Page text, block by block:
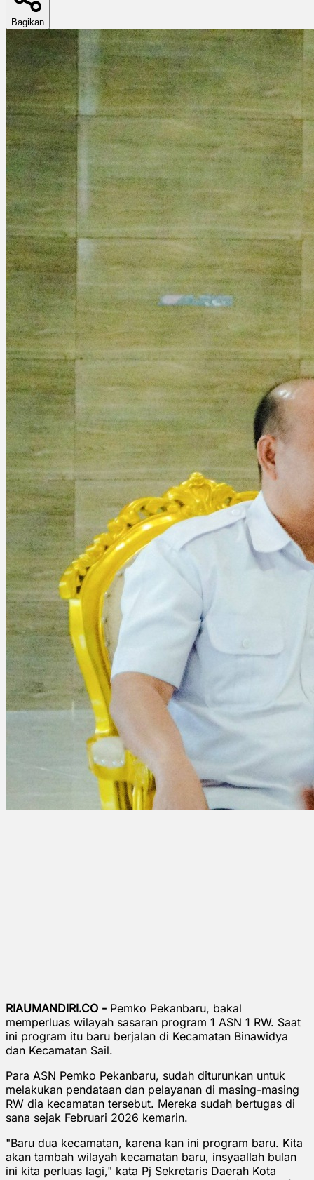
Bagikan
RIAUMANDIRI.CO - Pemko Pekanbaru, bakal
memperluas wilayah sasaran program 1 ASN 1 RW. Saat
ini program itu baru berjalan di Kecamatan Binawidya
dan Kecamatan Sail.
Para ASN Pemko Pekanbaru, sudah diturunkan untuk
melakukan pendataan dan pelayanan di masing-masing
RW dia kecamatan tersebut. Mereka sudah bertugas di
sana sejak Februari 2026 kemarin.
"Baru dua kecamatan, karena kan ini program baru. Kita
akan tambah wilayah kecamatan baru, insyaallah bulan
ini kita perluas lagi," kata Pj Sekretaris Daerah Kota